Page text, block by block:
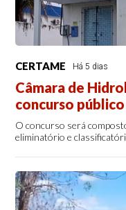
CERTAME Há 5 dias
Câmara de
concurso
O concurso será
eliminatório e